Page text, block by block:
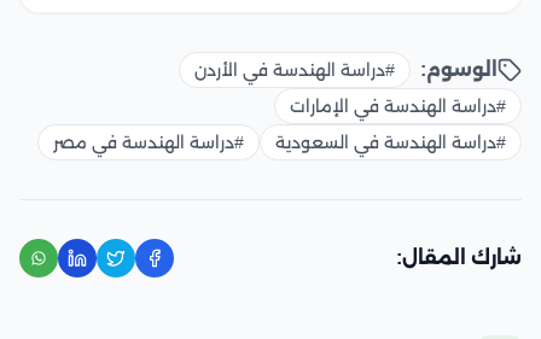
الوسوم:
#دراسة الهندسة في الأردن
#دراسة الهندسة في الإمارات
#دراسة الهندسة في السعودية
#دراسة الهندسة في مصر
شارك المقال: